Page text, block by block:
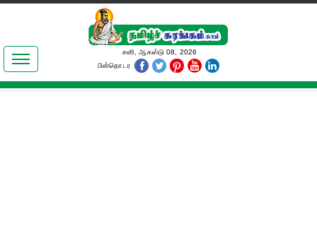
இலக்கியங்கள்
தமிழ் உலகம்
சனி, ஆகஸ்டு 08, 2026
பின்தொடர